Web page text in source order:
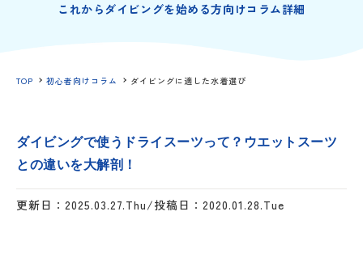
これからダイビングを始める方向けコラム詳細
TOP 初心者向けコラム ダイビングに適した水着選び
ダイビングで使うドライスーツって？ウエットスーツ
との違いを大解剖！
更新日：2025.03.27.Thu/投稿日：2020.01.28.Tue